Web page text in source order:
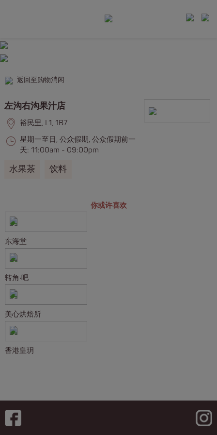
返回至购物消闲
左沟右沟果汁店
裕民里, L1, 1B7
星期一至日, 公众假期, 公众假期前一
天: 11:00am - 09:00pm
水果茶 饮料
你或许喜欢
东海堂
转角‧吧
美心烘焙所
香港皇玥